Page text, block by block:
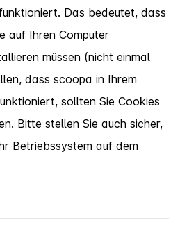
Das bedeutet, dass
auf Ihren Computer
müssen (nicht einmal
dass scoopa in Ihrem
sollten Sie Cookies
Bitte stellen Sie auch sicher,
Betriebssystem auf dem